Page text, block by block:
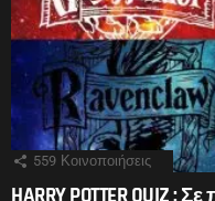
559 Κοινοποιήσεις